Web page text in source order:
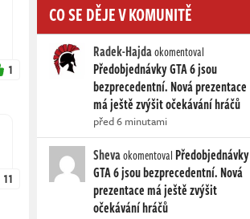
1
11
CO SE DĚJE V KOMUNITĚ
Radek-Hajdaokomentoval
Předobjednávky GTA 6 jsou
bezprecedentní. Nová prezentace
má ještě zvýšit očekávání hráčů
před 6 minutami
Shevaokomentoval Předobjednávky
GTA 6 jsou bezprecedentní. Nová
prezentace má ještě zvýšit
očekávání hráčů